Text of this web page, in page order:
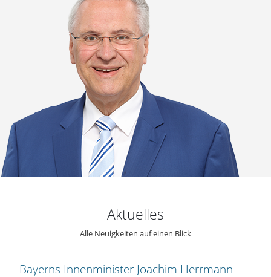
Aktuelles
Alle Neuigkeiten auf einen Blick
Bayerns Innenminister Joachim Herrmann